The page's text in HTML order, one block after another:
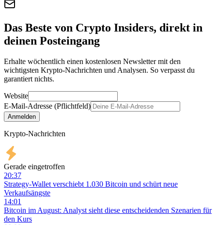
Das Beste von Crypto Insiders, direkt in
deinen Posteingang
Erhalte wöchentlich einen kostenlosen Newsletter mit den
wichtigsten Krypto-Nachrichten und Analysen. So verpasst du
garantiert nichts.
Website
E-Mail-Adresse (Pflichtfeld)
Anmelden
Krypto-Nachrichten
Gerade eingetroffen
20:37
Strategy-Wallet verschiebt 1.030 Bitcoin und schürt neue
Verkaufsängste
14:01
Bitcoin im August: Analyst sieht diese entscheidenden Szenarien für
den Kurs